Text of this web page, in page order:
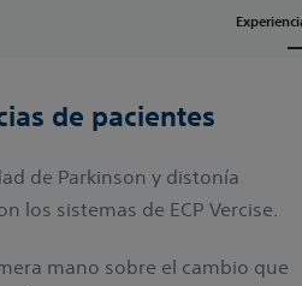
de pacientes
de Parkinson y distonía
los sistemas de ECP Vercise.
mano sobre el cambio que